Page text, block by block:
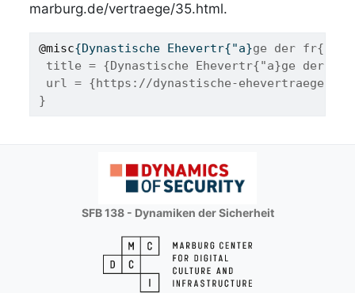
marburg.de/vertraege/35.html.
@misc{Dynastische Ehevertr{"a}ge der
title = {Dynastische Ehevertr{"a}ge der
url = {https://dynastische-
}
SFB 138 - Dynamiken der Sicherheit